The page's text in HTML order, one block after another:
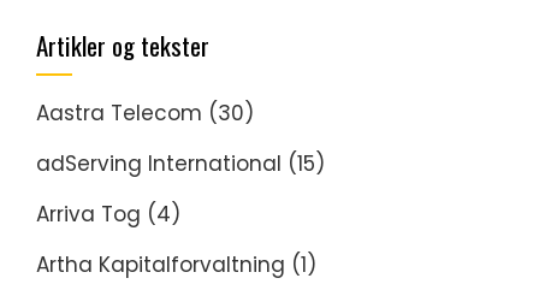
Artikler og tekster
Aastra Telecom (30)
adServing International (15)
Arriva Tog (4)
Artha Kapitalforvaltning (1)